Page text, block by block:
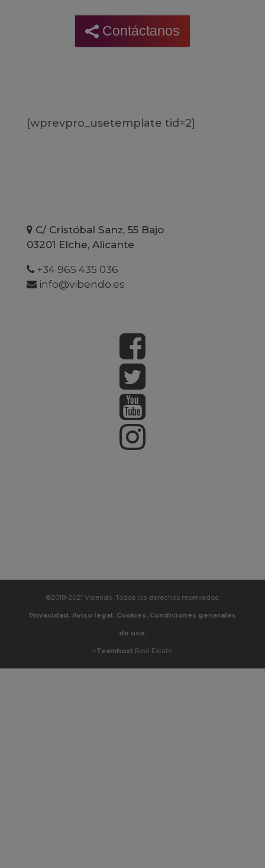
Contáctanos
[wprevpro_usetemplate tid=2]
C/ Cristóbal Sanz, 55 Bajo
03201 Elche, Alicante
+34 965 435 036
info@vibendo.es
©2018-2021 Vibendo. Todos los derechos reservados.
Privacidad. Aviso legal. Cookies.Condiciones generales
de uso.
⚡Teamhost Real Estate